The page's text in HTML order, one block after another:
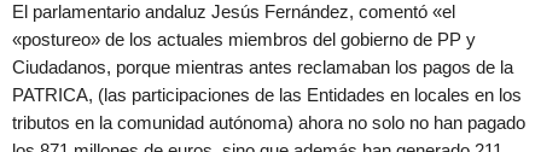
El parlamentario andaluz Jesús Fernández, comentó «el
«postureo» de los actuales miembros del gobierno de PP y
Ciudadanos, porque mientras antes reclamaban los pagos de la
PATRICA, (las participaciones de las Entidades en locales en los
tributos en la comunidad autónoma) ahora no solo no han pagado